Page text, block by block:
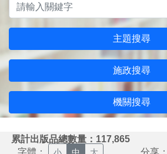
主題搜尋
施政搜尋
機關搜尋
累計出版品總數量：117,865
字體： 分享：